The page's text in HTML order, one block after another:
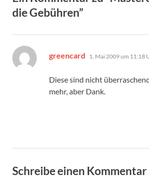
die Gebühren”
greencard sagt:
1. Mai 2009 um 11:18
Diese sind nicht
mehr, aber Dank.
Schreibe einen Kommentar